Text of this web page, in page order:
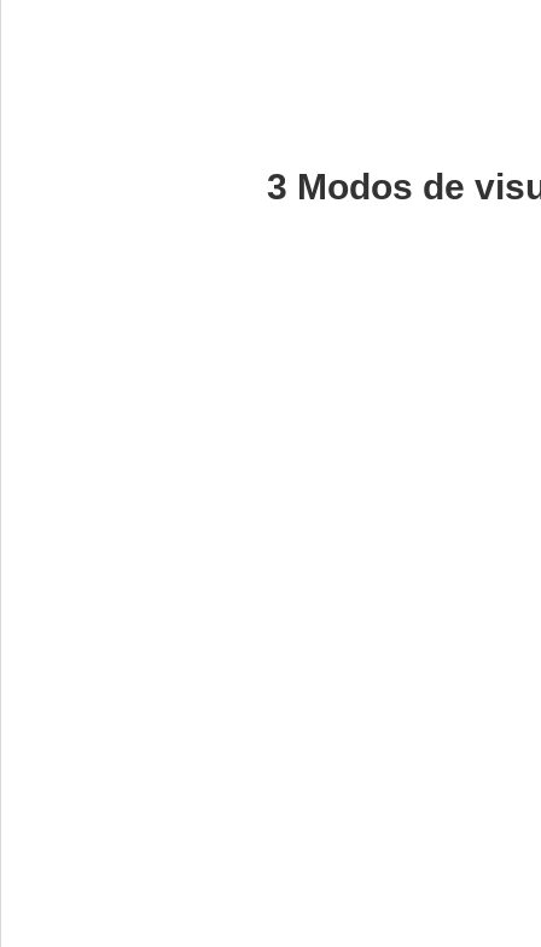
3 Modos de